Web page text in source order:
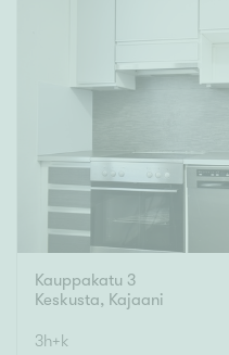
Tyydyttävä
Ominaisuudet
Hissi
Järvi- tai merinäköala
Maalämpö
Kauppakatu 3
Keskusta, Kajaani
3h+k